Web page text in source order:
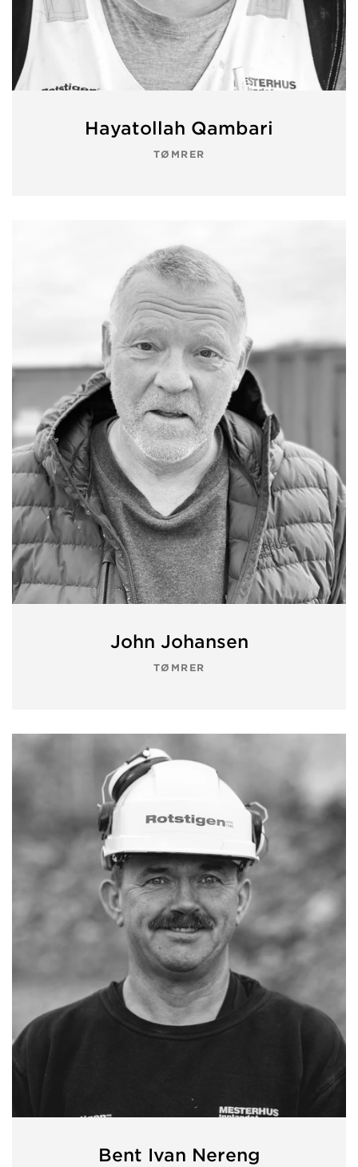
Hayatollah Qambari
TØMRER
John Johansen
TØMRER
Bent Ivan Nereng